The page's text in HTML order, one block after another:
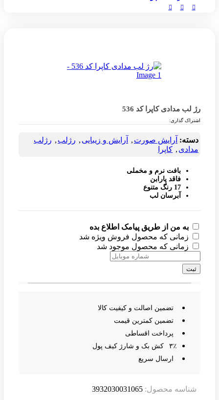
رژ لب مدادی کاپرا کد 536
اشتراک گذاری:
دسته: آرایش صورت , آرایش و زیبایی , رژلب , رژلب
مدادی , کاپرا
بافت نرم و مخملی
فاقد پارابن
17 رنگ متنوع
آبرسان لب
به من از طریق پیامک اطلاع بده
زمانی که محصول فروش ویژه شد
زمانی که محصول موجود شد
ثبت
تضمین اصالت و کیفیت کالا
تضمین کمترین قیمت
پرداخت اقساطی
۳٪ کش بک و شارژ کیف پول
ارسال سریع
شناسه محصول: 3932030031065